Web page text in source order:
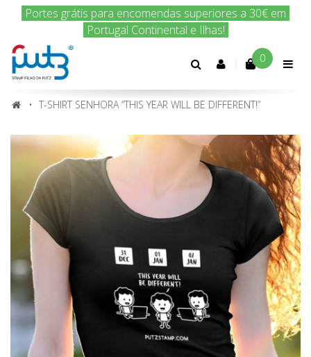
Encomenda hoje e nós enviamos amanhã!
Conta 0
T-SHIRT SENHORA “THIS YEAR WILL BE DIFFERENT!”